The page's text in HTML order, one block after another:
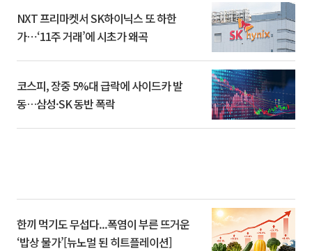
NXT 프리마켓서 SK하이닉스 또 하한
가⋯‘11주 거래’에 시초가 왜곡
코스피, 장중 5%대 급락에 사이드카 발
동…삼성·SK 동반 폭락
한끼 먹기도 무섭다...폭염이 부른 뜨거운
‘밥상 물가’[뉴노멀 된 히트플레이션]